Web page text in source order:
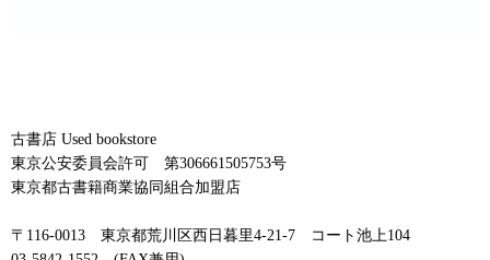
古書店 Used bookstore
東京公安委員会許可 第306661505753号
東京都古書籍商業協同組合加盟店
〒116-0013 東京都荒川区西日暮里4-21-7 コート池上104